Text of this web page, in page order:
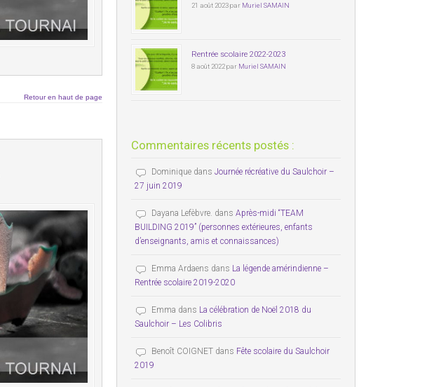
Retour en haut de page
21 août 2023 par Muriel SAMAIN
Rentrée scolaire 2022-2023
8 août 2022 par Muriel SAMAIN
Commentaires récents postés :
Dominique dans Journée récréative du Saulchoir –
27 juin 2019
Dayana Lefèbvre. dans Après-midi “TEAM
BUILDING 2019” (personnes extérieures, enfants
d’enseignants, amis et connaissances)
Emma Ardaens dans La légende amérindienne –
Rentrée scolaire 2019-2020
Emma dans La célébration de Noël 2018 du
Saulchoir – Les Colibris
Benoît COIGNET dans Fête scolaire du Saulchoir
2019